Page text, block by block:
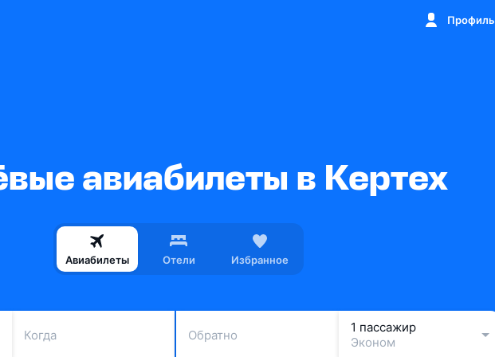
Профиль
авиабилеты в Кертех
Авиабилеты Отели Избранное
Когда Обратно
1 пассажир
Эконом